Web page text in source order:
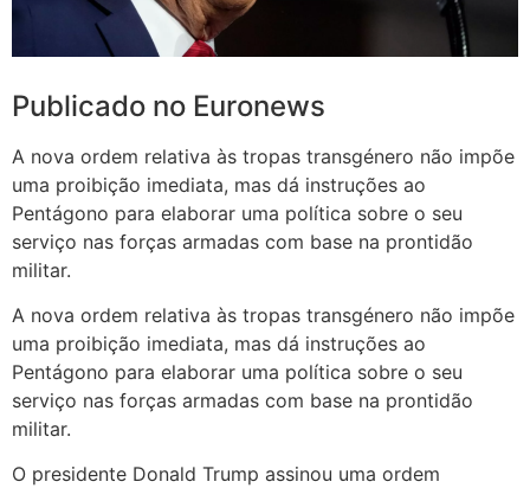
Publicado no Euronews
A nova ordem relativa às tropas transgénero não impõe
uma proibição imediata, mas dá instruções ao
Pentágono para elaborar uma política sobre o seu
serviço nas forças armadas com base na prontidão
militar.
A nova ordem relativa às tropas transgénero não impõe
uma proibição imediata, mas dá instruções ao
Pentágono para elaborar uma política sobre o seu
serviço nas forças armadas com base na prontidão
militar.
O presidente Donald Trump assinou uma ordem